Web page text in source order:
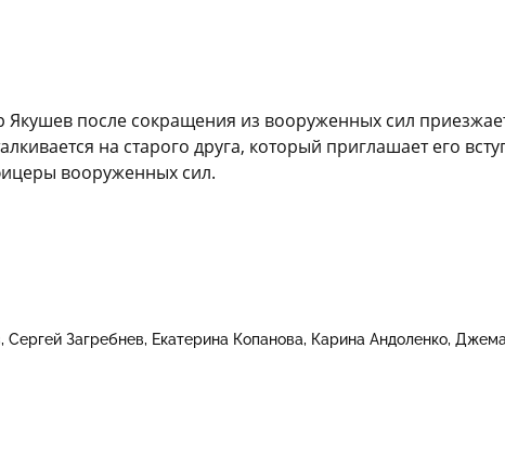
после сокращения из вооруженных сил
на старого друга, который приглашает его
вооруженных сил.
Сергей Загребнев Екатерина Копанова Карина Андоленко